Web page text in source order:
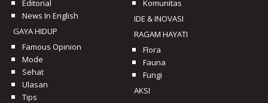
Editorial
News In English
GAYA HIDUP
Famous Opinion
Mode
Sehat
Ulasan
Tips
Komunitas
IDE & INOVASI
RAGAM HAYATI
Flora
Fauna
Fungi
AKSI